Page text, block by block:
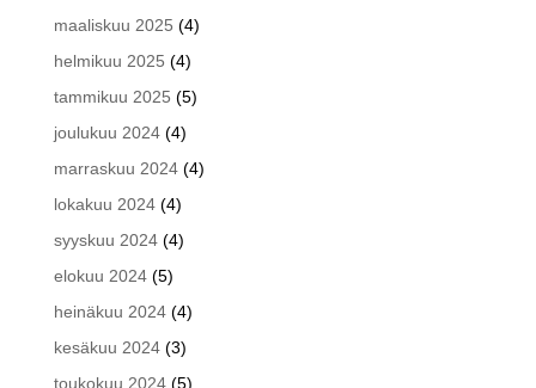
maaliskuu 2025 (4)
helmikuu 2025 (4)
tammikuu 2025 (5)
joulukuu 2024(4)
marraskuu 2024(4)
lokakuu 2024(4)
syyskuu 2024(4)
elokuu 2024(5)
heinäkuu 2024(4)
kesäkuu 2024(3)
toukokuu 2024(5)